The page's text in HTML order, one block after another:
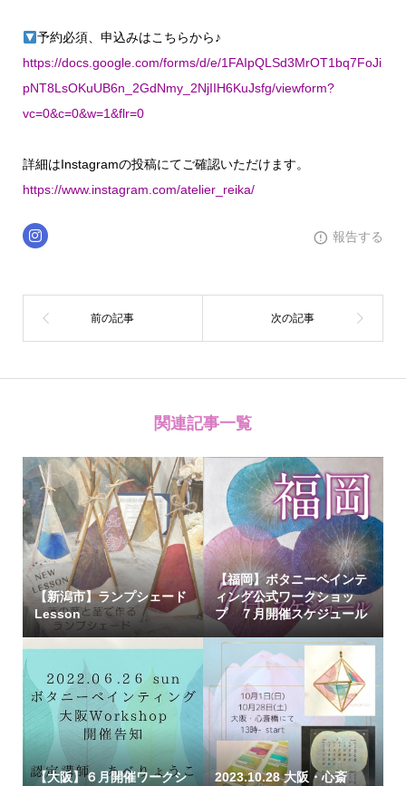
予約必須、申込みはこちらから♪
https://docs.google.com/forms/d/e/1FAIpQLSd3MrOT1bq7FoJi
pNT8LsOKuUB6n_2GdNmy_2NjIIH6KuJsfg/viewform?
vc=0&c=0&w=1&flr=0
詳細はInstagramの投稿にてご確認いただけます。
https://www.instagram.com/atelier_reika/
報告する
関連記事一覧
【新潟市】ランプシェード
Lesson
【福岡】ボタニーペインテ
ィング公式ワークショッ
プ ７月開催スケジュール
【大阪】６月開催ワークシ
2023.10.28 大阪・心斎